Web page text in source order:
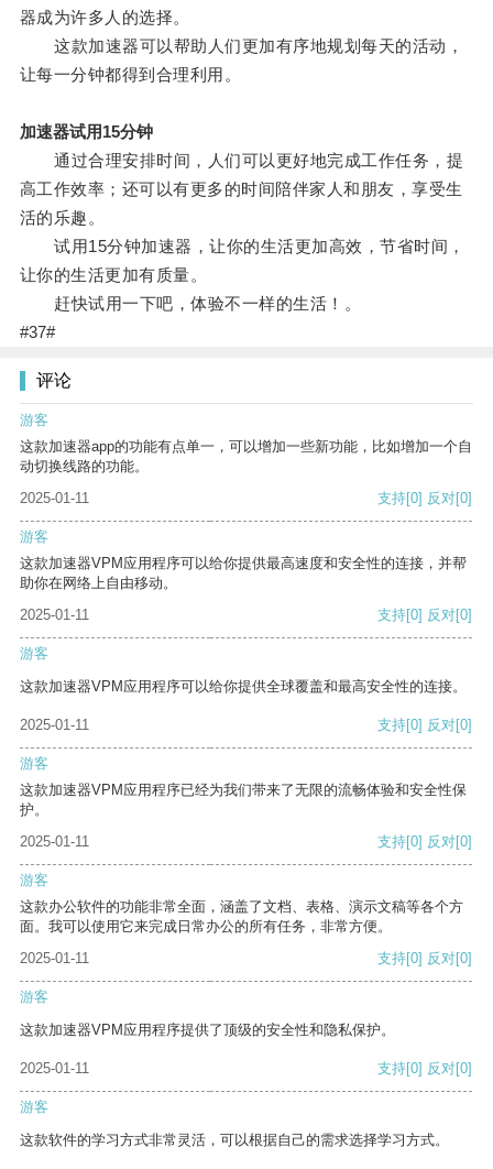
器成为许多人的选择。
这款加速器可以帮助人们更加有序地规划每天的活动，
让每一分钟都得到合理利用。
加速器试用15分钟
通过合理安排时间，人们可以更好地完成工作任务，提
高工作效率；还可以有更多的时间陪伴家人和朋友，享受生
活的乐趣。
试用15分钟加速器，让你的生活更加高效，节省时间，
让你的生活更加有质量。
赶快试用一下吧，体验不一样的生活！。
#37#
评论
游客
这款加速器app的功能有点单一，可以增加一些新功能，比如增加一个自
动切换线路的功能。
2025-01-11
支持[0] 反对[0]
游客
这款加速器VPM应用程序可以给你提供最高速度和安全性的连接，并帮
助你在网络上自由移动。
2025-01-11
支持[0] 反对[0]
游客
这款加速器VPM应用程序可以给你提供全球覆盖和最高安全性的连接。
2025-01-11 支持[0] 反对[0]
游客
这款加速器VPM应用程序已经为我们带来了无限的流畅体验和安全性保
护。
2025-01-11
支持[0] 反对[0]
游客
这款办公软件的功能非常全面，涵盖了文档、表格、演示文稿等各个方
面。我可以使用它来完成日常办公的所有任务，非常方便。
2025-01-11
支持[0] 反对[0]
游客
这款加速器VPM应用程序提供了顶级的安全性和隐私保护。
2025-01-11 支持[0] 反对[0]
游客
这款软件的学习方式非常灵活，可以根据自己的需求选择学习方式。